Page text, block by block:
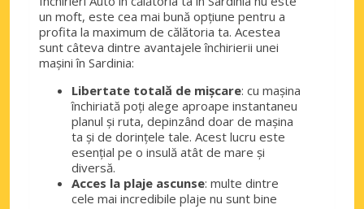
un moft, este cea mai bună opțiune pentru a
profita la maximum de călătoria ta. Acestea
sunt câteva dintre avantajele închirierii unei
mașini în Sardinia:
Libertate totală de mișcare: cu mașina
închiriată poți alege aproape instantaneu
planul și ruta, depinzând doar de mașina
ta și de dorințele tale. Acest lucru este
esențial pe o insulă atât de mare și
diversă.
Acces la plaje ascunse: multe dintre
cele mai incredibile plaje nu sunt bine